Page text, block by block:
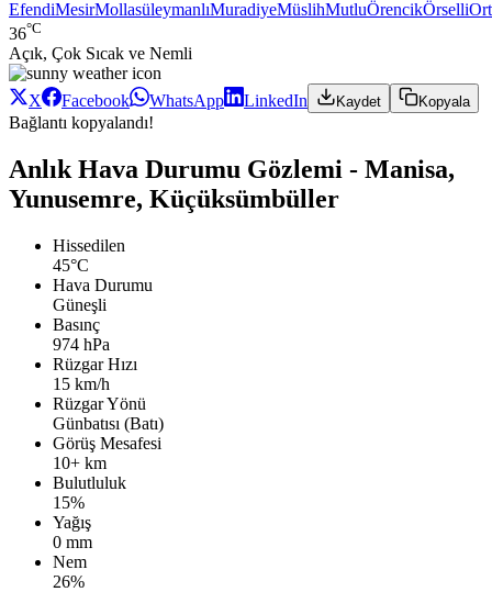
EfendiMesirMollasüleymanlıMuradiyeMüslihMutluÖrencikÖrselli
36°C
Açık, Çok Sıcak ve Nemli
X Facebook WhatsApp LinkedIn Kaydet Kopyala
Bağlantı kopyalandı!
Anlık Hava Durumu Gözlemi - Manisa,
Yunusemre, Küçüksümbüller
Hissedilen
45°C
Hava Durumu
Güneşli
Basınç
974 hPa
Rüzgar Hızı
15 km/h
Rüzgar Yönü
Günbatısı (Batı)
Görüş Mesafesi
10+ km
Bulutluluk
15%
Yağış
0 mm
Nem
26%